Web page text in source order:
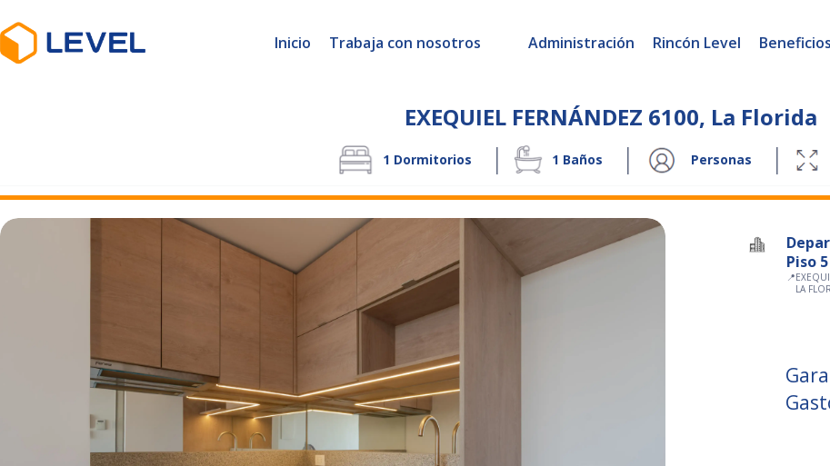
Inicio Trabaja con nosotros Administración Rincón Level Beneficios
EXEQUIEL FERNÁNDEZ 6100, La Florida
1 Dormitorios | 1 Baños | Personas |
Piso 5
📍
LA